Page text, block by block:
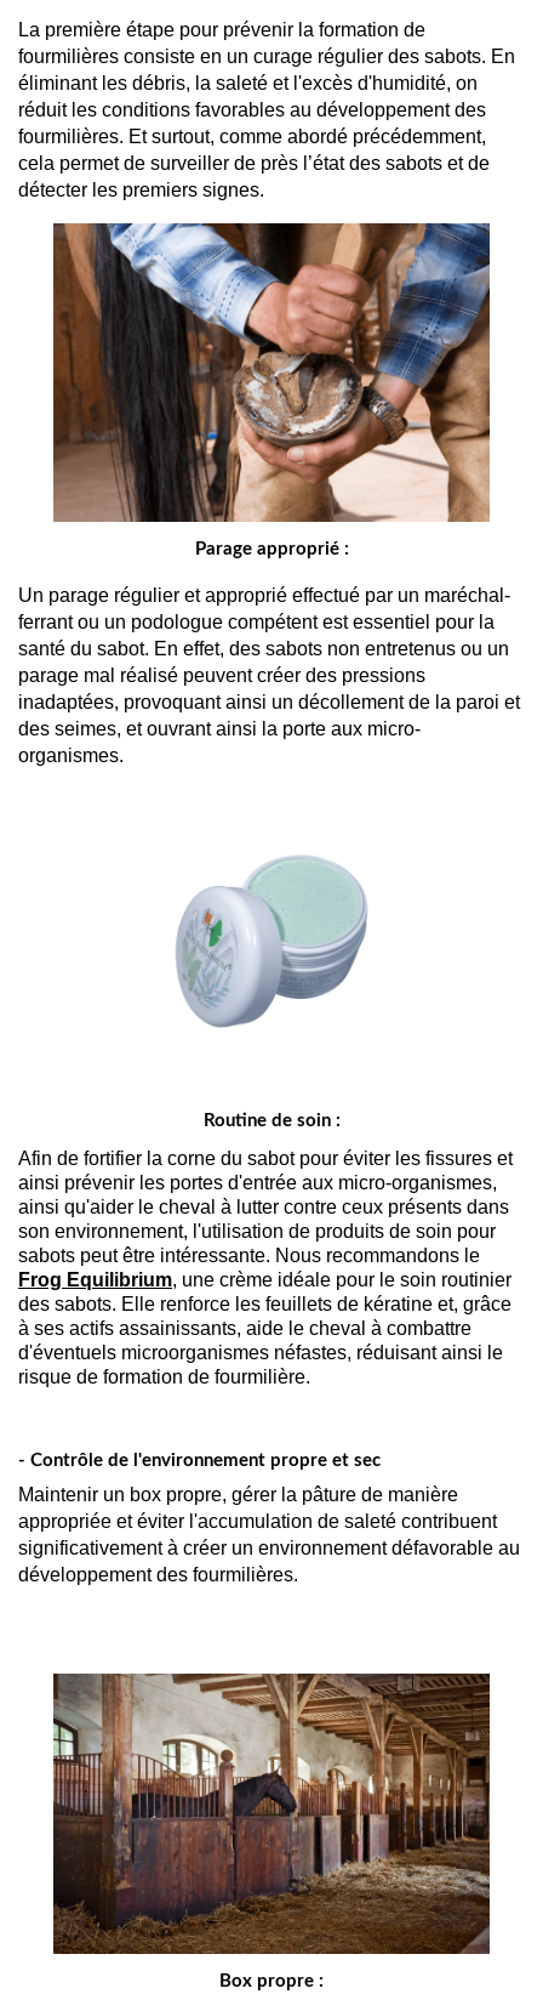
La première étape pour prévenir la formation de
fourmilières consiste en un curage régulier des sabots. En
éliminant les débris, la saleté et l'excès d'humidité, on
réduit les conditions favorables au développement des
fourmilières. Et surtout, comme abordé précédemment,
cela permet de surveiller de près l’état des sabots et de
détecter les premiers signes.
Parage approprié :
Un parage régulier et approprié effectué par un maréchal-
ferrant ou un podologue compétent est essentiel pour la
santé du sabot. En effet, des sabots non entretenus ou un
parage mal réalisé peuvent créer des pressions
inadaptées, provoquant ainsi un décollement de la paroi et
des seimes, et ouvrant ainsi la porte aux micro-
organismes.
Routine de soin :
Afin de fortifier la corne du sabot pour éviter les fissures et
ainsi prévenir les portes d'entrée aux micro-organismes,
ainsi qu'aider le cheval à lutter contre ceux présents dans
son environnement, l'utilisation de produits de soin pour
sabots peut être intéressante. Nous recommandons le
Frog Equilibrium, une crème idéale pour le soin routinier
des sabots. Elle renforce les feuillets de kératine et, grâce
à ses actifs assainissants, aide le cheval à combattre
d'éventuels microorganismes néfastes, réduisant ainsi le
risque de formation de fourmilière.
- Contrôle de l'environnement propre et sec
Maintenir un box propre, gérer la pâture de manière
appropriée et éviter l'accumulation de saleté contribuent
significativement à créer un environnement défavorable au
développement des fourmilières.
Box propre :